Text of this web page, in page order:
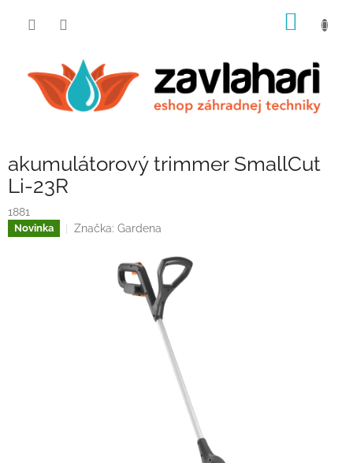
akumulátorový trimmer SmallCut
Li-23R
1881
Novinka Značka: Gardena